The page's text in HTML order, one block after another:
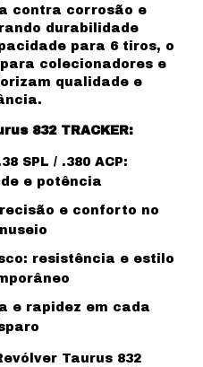
contra corrosão e
durabilidade
para 6 tiros, o
colecionadores e
qualidade e
832 TRACKER:
SPL / .380 ACP:
e potência
e conforto no
resistência e estilo
e rapidez em cada
Taurus 832